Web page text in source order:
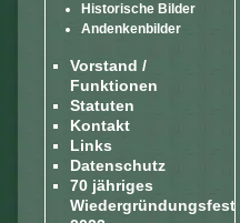
Historische Bilder
Andenkenbilder
Vorstand /
Funktionen
Statuten
Kontakt
Links
Datenschutz
70 jähriges
Wiedergründungsfest